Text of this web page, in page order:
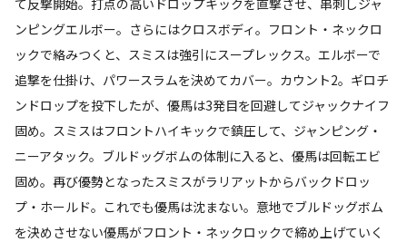
ンピングエルボー。さらにはクロスボディ。フロント・ネックロ
ックで絡みつくと、スミスは強引にスープレックス。エルボーで
追撃を仕掛け、パワースラムを決めてカバー。カウント2。ギロチ
ンドロップを投下したが、優馬は3発目を回避してジャックナイフ
固め。スミスはフロントハイキックで鎮圧して、ジャンピング・
ニーアタック。ブルドッグボムの体制に入ると、優馬は回転エビ
固め。再び優勢となったスミスがラリアットからバックドロッ
プ・ホールド。これでも優馬は沈まない。意地でブルドッグボム
を決めさせない優馬がフロント・ネックロックで締め上げていく